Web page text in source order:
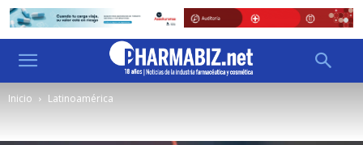
Inicio Latinoamérica